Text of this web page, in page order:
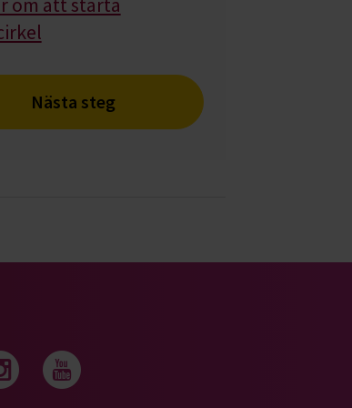
Nästa steg
på facebook
oss på instagram
Följ oss på youtube